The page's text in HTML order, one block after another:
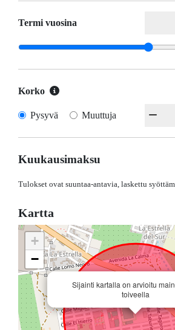
Termi vuosina
Korko
Pysyvä Muuttuja
Kuukausimaksu
Tulokset ovat suuntaa-antavia, laskettu
Kartta
Sijainti kartalla on arvioitu
toiveella
+
−